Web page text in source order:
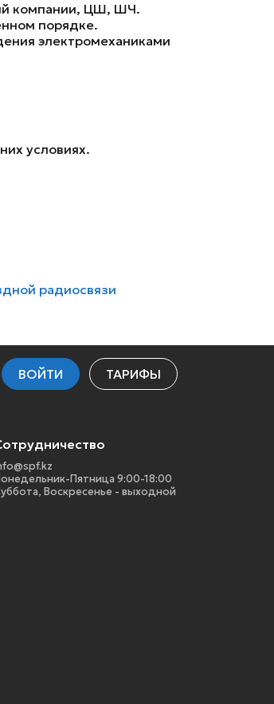
компании, ЦШ, ШЧ.
порядке.
электромеханиками
условиях.
радиосвязи
ВОЙТИ ТАРИФЫ
Пятница 9:00-18:00
Воскресенье - выходной